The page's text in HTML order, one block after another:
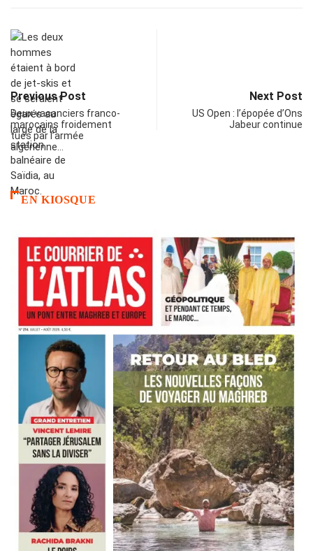
Previous Post
Deux vacanciers franco-
marocains froidement
tués par l’armée
algérienne…
Next Post
US Open : l’épopée d’Ons
Jabeur continue
EN KIOSQUE